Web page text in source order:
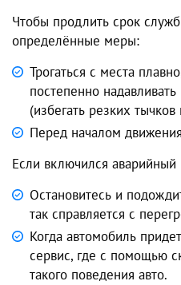
Чтобы продлить срок
определённые меры:
Трогаться с места
постепенно
(избегать резких
Перед началом
Если включился
Остановитесь и
так справляется с
Когда автомобиль
сервис, где с помощью
такого поведения авто.